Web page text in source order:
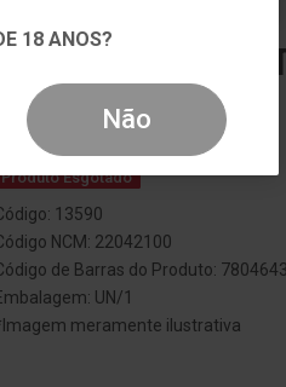
Vik 2014
Produto Esgotado
13590
NCM: 22042100
de Barras do Produto:
UN/1
meramente ilustrativa
18 ANOS?
Não